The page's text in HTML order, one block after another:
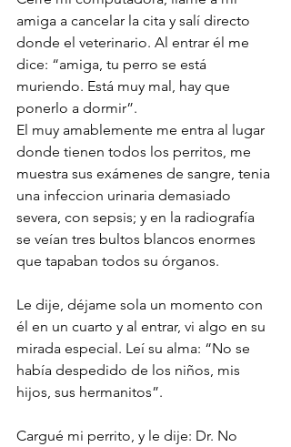
amiga a cancelar la cita y salí directo
donde el veterinario. Al entrar él me
dice: “amiga, tu perro se está
muriendo. Está muy mal, hay que
ponerlo a dormir”.
El muy amablemente me entra al lugar
donde tienen todos los perritos, me
muestra sus exámenes de sangre, tenia
una infeccion urinaria demasiado
severa, con sepsis; y en la radiografía
se veían tres bultos blancos enormes
que tapaban todos su órganos.
Le dije, déjame sola un momento con
él en un cuarto y al entrar, vi algo en su
mirada especial. Leí su alma: “No se
había despedido de los niños, mis
hijos, sus hermanitos”.
Cargué mi perrito, y le dije: Dr. No